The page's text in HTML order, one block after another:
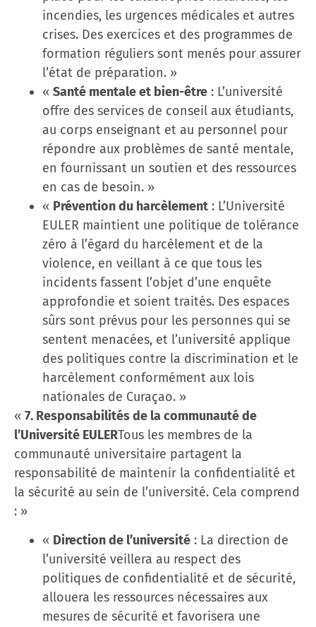
incendies, les urgences médicales et autres
crises. Des exercices et des programmes de
formation réguliers sont menés pour assurer
l’état de préparation. »
« Santé mentale et bien-être : L’université
offre des services de conseil aux étudiants,
au corps enseignant et au personnel pour
répondre aux problèmes de santé mentale,
en fournissant un soutien et des ressources
en cas de besoin. »
« Prévention du harcèlement : L’Université
EULER maintient une politique de tolérance
zéro à l’égard du harcèlement et de la
violence, en veillant à ce que tous les
incidents fassent l’objet d’une enquête
approfondie et soient traités. Des espaces
sûrs sont prévus pour les personnes qui se
sentent menacées, et l’université applique
des politiques contre la discrimination et le
harcèlement conformément aux lois
nationales de Curaçao. »
« 7. Responsabilités de la communauté de
l’Université EULERTous les membres de la
communauté universitaire partagent la
responsabilité de maintenir la confidentialité et
la sécurité au sein de l’université. Cela comprend
: »
« Direction de l’université : La direction de
l’université veillera au respect des
politiques de confidentialité et de sécurité,
allouera les ressources nécessaires aux
mesures de sécurité et favorisera une